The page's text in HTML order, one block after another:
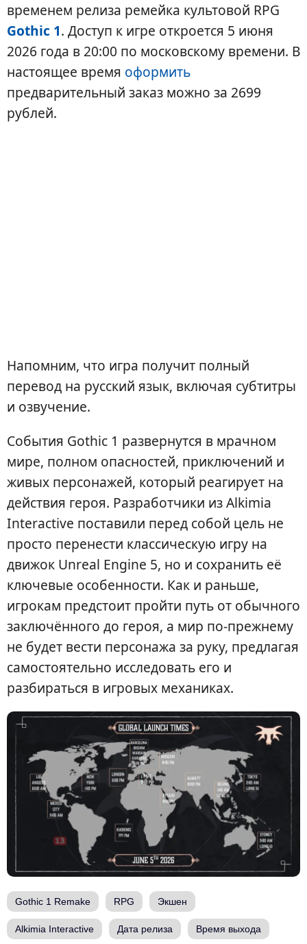
временем релиза ремейка культовой RPG
Gothic 1. Доступ к игре откроется 5 июня
2026 года в 20:00 по московскому времени. В
настоящее время оформить
предварительный заказ можно за 2699
рублей.
Напомним, что игра получит полный
перевод на русский язык, включая субтитры
и озвучение.
События Gothic 1 развернутся в мрачном
мире, полном опасностей, приключений и
живых персонажей, который реагирует на
действия героя. Разработчики из Alkimia
Interactive поставили перед собой цель не
просто перенести классическую игру на
движок Unreal Engine 5, но и сохранить её
ключевые особенности. Как и раньше,
игрокам предстоит пройти путь от обычного
заключённого до героя, а мир по-прежнему
не будет вести персонажа за руку, предлагая
самостоятельно исследовать его и
разбираться в игровых механиках.
Gothic 1 Remake RPG Экшен
Alkimia Interactive Дата релиза Время выхода